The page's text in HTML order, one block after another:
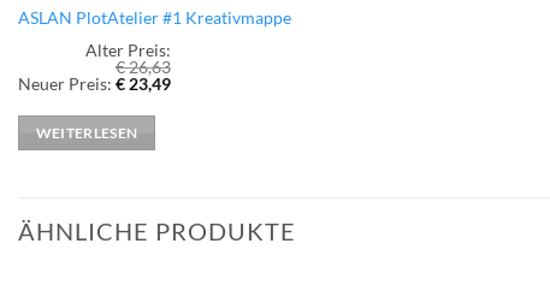
ASLAN PlotAtelier #1 Kreativmappe
Alter Preis:
€26,63
Ursprünglicher
war:
€ 26,63
Neuer Preis: €23,49Aktueller
WEITERLESEN
ÄHNLICHE PRODUKTE